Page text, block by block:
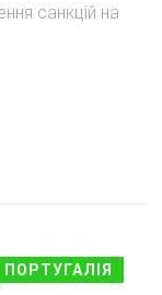
санкцій на
ПОРТУГАЛІЯ